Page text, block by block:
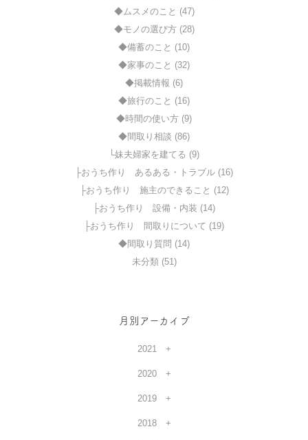
◆ムスメのこと (47)
◆モノの選び方 (28)
◆備蓄のこと (10)
◆家事のこと (32)
◆掲載情報 (6)
◆旅行のこと (16)
◆時間の使い方 (9)
◆間取り相談 (86)
└妹夫婦家を建てる (9)
├おうち作り あるある・トラブル (16)
├おうち作り 施主のできること (12)
├おうち作り 設備・内装 (14)
├おうち作り 間取りについて (19)
◆間取り質問 (14)
未分類 (51)
月別アーカイブ
2021
2020
2019
2018